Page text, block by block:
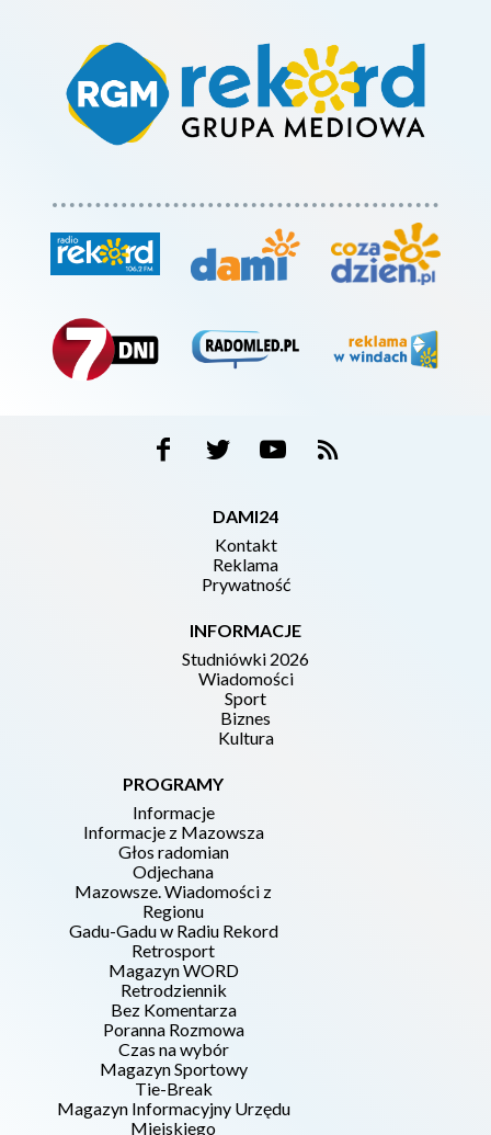
DAMI24
Kontakt
Reklama
Prywatność
INFORMACJE
Studniówki 2026
Wiadomości
Sport
Biznes
Kultura
PROGRAMY
Informacje
Informacje z Mazowsza
Głos radomian
Odjechana
Mazowsze. Wiadomości z
Regionu
Gadu-Gadu w Radiu Rekord
Retrosport
Magazyn WORD
Retrodziennik
Bez Komentarza
Poranna Rozmowa
Czas na wybór
Magazyn Sportowy
Tie-Break
Magazyn Informacyjny Urzędu
Miejskiego